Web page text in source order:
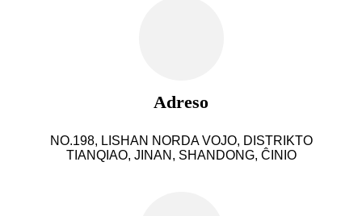
Adreso
NO.198, LISHAN NORDA VOJO, DISTRIKTO
TIANQIAO, JINAN, SHANDONG, ĈINIO